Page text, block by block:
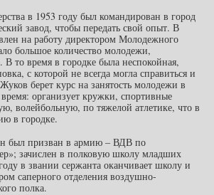
в 1953 году был командирован в город
завод, чтобы передать свой опыт. В
на работу директором Молодежного
большое количество молодежи,
то время в городке была неспокойная,
с которой не всегда могла справиться и
берет курс на занятость молодежи в
организует кружки, спортивные
волейбольную, по тяжелой атлетике, что в
в городке.
был призван в армию – ВДВ по
зачислен в полковую школу младших
в звании сержанта оканчивает школу и
саперного отделения воздушно-
полка.